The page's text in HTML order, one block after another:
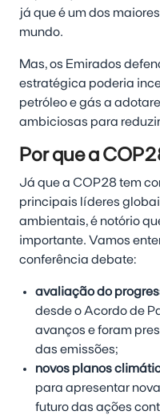
já que é um dos
mundo.
Mas, os Emirados
estratégica poderia
petróleo e gás a
ambiciosas para
Por que a
Já que a COP28 tem
principais líderes
ambientais, é notório
importante. Vamos
conferência debate:
avaliação do
desde o Acordo de
avanços e foram
das emissões;
novos planos
para apresentar
futuro das ações